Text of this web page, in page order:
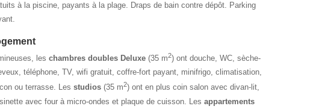
à la piscine, payants à la plage. Draps de bain contre dépôt. Parking
les chambres doubles Deluxe (35 m2) ont douche, WC, sèche-
téléphone, TV, wifi gratuit, coffre-fort payant, minifrigo, climatisation,
ou terrasse. Les studios (35 m2) ont en plus coin salon avec divan-lit,
avec four à micro-ondes et plaque de cuisson. Les appartements